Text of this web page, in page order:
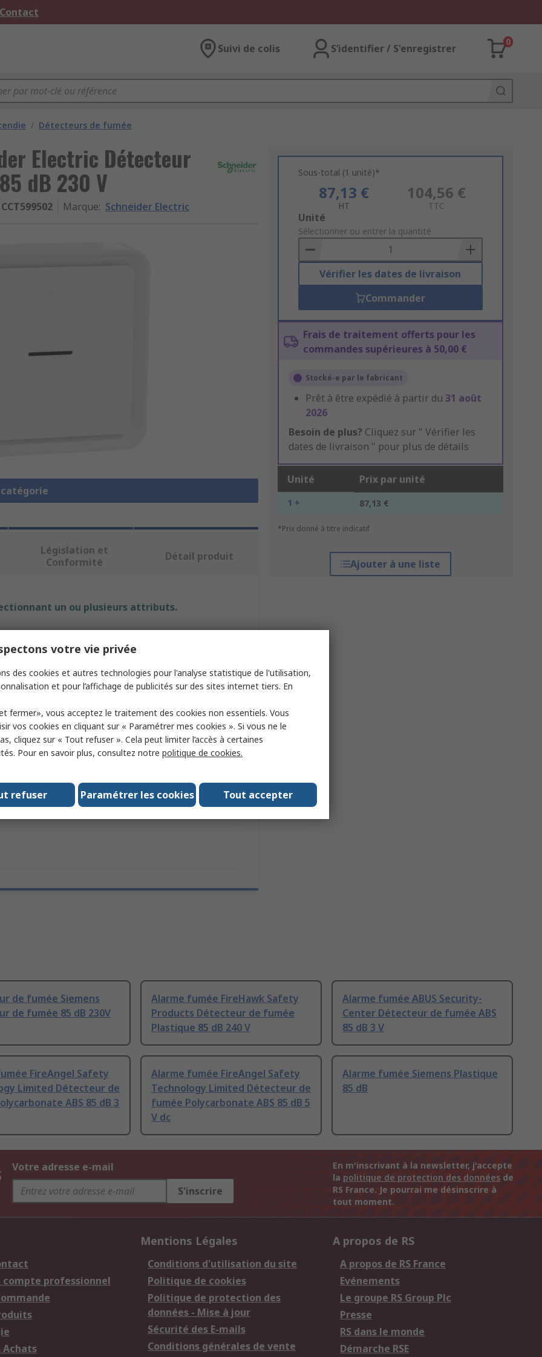
Suivi de colis S’identifier / S'enregistrer
0
/ Détecteurs de fumée
Electric Détecteur
dB 230 V
CCT599502 Marque: Schneider Electric
Sous-total (1 unité)*
87,13 €
HT
104,56 €
TTC
Add
to
Basket
Unité
Sélectionner ou entrer la quantité
Vérifier les dates de livraison
Commander
Frais de traitement offerts pour les
commandes supérieures à 50,00 €
Stocké-e par le fabricant
Prêt à être expédié à partir du 31 août
2026
Besoin de plus? Cliquez sur " Vérifier les
dates de livraison " pour plus de détails
Unité Prix par unité
1 + 87,13 €
*Prix donné à titre indicatif
Ajouter à une liste
Législation et
Conformité
Détail produit
un ou plusieurs attributs.
Détecteur de fumée
Détecteur de fumée
son 85dB
Thermoplastique
de fumée Siemens
de fumée 85 dB 230V
Alarme fumée FireHawk Safety
Products Détecteur de fumée
Plastique 85 dB 240 V
Alarme fumée ABUS Security-
Center Détecteur de fumée ABS
85 dB 3 V
FireAngel Safety
Limited Détecteur de
ABS 85 dB 3
Alarme fumée FireAngel Safety
Technology Limited Détecteur de
fumée Polycarbonate ABS 85 dB 5
V dc
Alarme fumée Siemens Plastique
85 dB
Votre adresse e-mail
S'inscrire
En m'inscrivant à la newsletter, j'accepte
la politique de protection des données de
RS France. Je pourrai me désinscrire à
tout moment.
compte professionnel
Achats
Mentions Légales
Conditions d'utilisation du site
Politique de cookies
Politique de protection des
données - Mise à jour
Sécurité des E-mails
Conditions générales de vente
A propos de RS
A propos de RS France
Evénements
Le groupe RS Group Plc
Presse
RS dans le monde
Démarche RSE
votre vie privée
des cookies et autres technologies pour l'analyse statistique de l'utilisation,
et pour l’affichage de publicités sur des sites internet tiers. En
fermer», vous acceptez le traitement des cookies non essentiels. Vous
vos cookies en cliquant sur « Paramétrer mes cookies ». Si vous ne le
cliquez sur « Tout refuser ». Cela peut limiter l’accès à certaines
Pour en savoir plus, consultez notre politique de cookies.
Tout accepter
Paramétrer les cookies
refuser